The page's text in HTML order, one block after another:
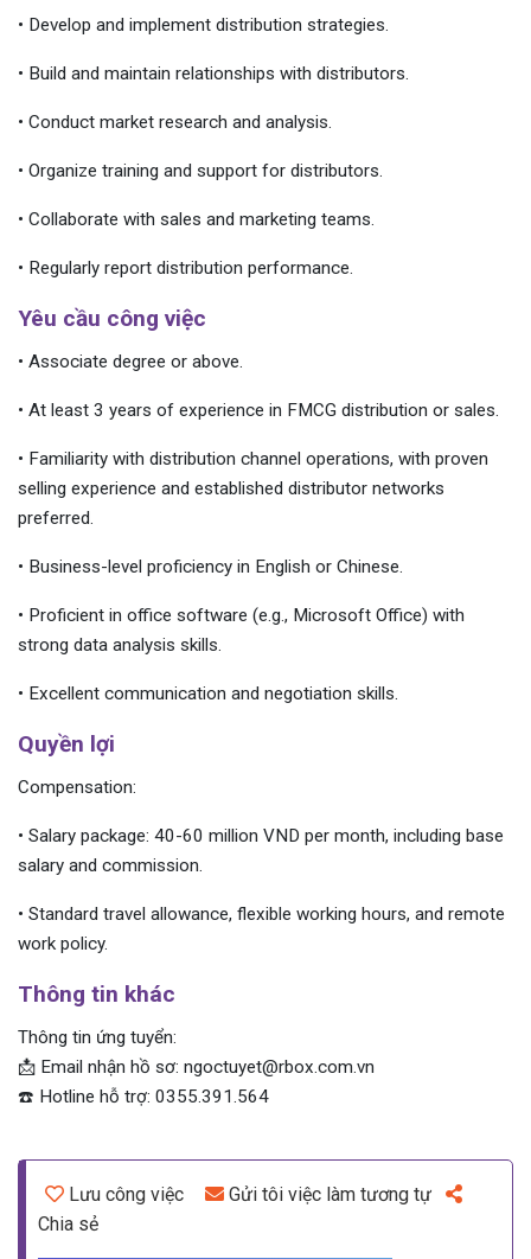
• Develop and implement distribution strategies.
• Build and maintain relationships with distributors.
• Conduct market research and analysis.
• Organize training and support for distributors.
• Collaborate with sales and marketing teams.
• Regularly report distribution performance.
Yêu cầu công việc
• Associate degree or above.
• At least 3 years of experience in FMCG distribution or sales.
• Familiarity with distribution channel operations, with proven
selling experience and established distributor networks
preferred.
• Business-level proficiency in English or Chinese.
• Proficient in office software (e.g., Microsoft Office) with
strong data analysis skills.
• Excellent communication and negotiation skills.
Quyền lợi
Compensation:
• Salary package: 40-60 million VND per month, including base
salary and commission.
• Standard travel allowance, flexible working hours, and remote
work policy.
Thông tin khác
Thông tin ứng tuyển:
📩 Email nhận hồ sơ: ngoctuyet@rbox.com.vn
☎️ Hotline hỗ trợ: 0355.391.564
Lưu công việc
Gửi tôi việc làm tương tự
Chia sẻ